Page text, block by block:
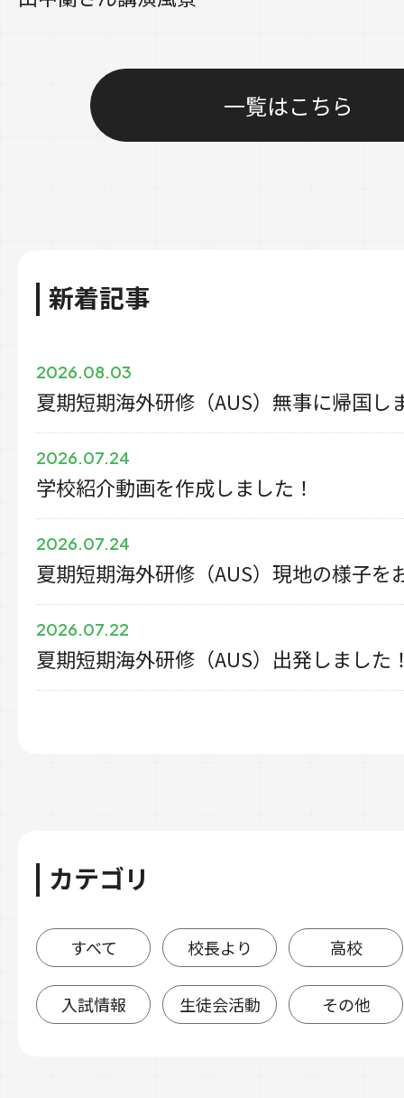
一覧はこちら
新着記事
2026.08.03
夏期短期海外研修（AUS）無事に帰国し
2026.07.24
学校紹介動画を作成しました！
2026.07.24
夏期短期海外研修（AUS）現地の様子を
2026.07.22
夏期短期海外研修（AUS）出発しました
カテゴリ
すべて 校長より 高校
入試情報 生徒会活動 その他